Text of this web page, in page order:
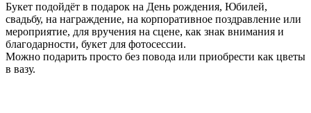
Букет подойдёт в подарок на День рождения, Юбилей,
свадьбу, на награждение, на корпоративное поздравление или
мероприятие, для вручения на сцене, как знак внимания и
благодарности, букет для фотосессии.
Можно подарить просто без повода или приобрести как цветы
в вазу.